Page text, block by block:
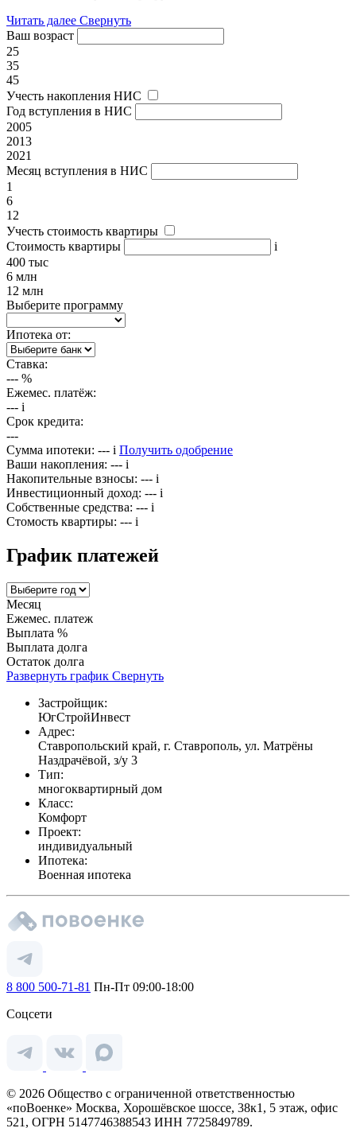
Читать далее Свернуть
Ваш возраст
25
35
45
Учесть накопления НИС
Год вступления в НИС
2005
2013
2021
Месяц вступления в НИС
1
6
12
Учесть стоимость квартиры
Стоимость квартиры
i
400 тыс
6 млн
12 млн
Выберите программу
Ипотека от:
Ставка:
--- %
Ежемес. платёж:
--- i
Срок кредита:
---
Сумма ипотеки: --- i Получить одобрение
Ваши накопления: --- i
Накопительные взносы: --- i
Инвестиционный доход: --- i
Собственные средства: --- i
Стомость квартиры: --- i
График платежей
Месяц
Ежемес. платеж
Выплата %
Выплата долга
Остаток долга
Развернуть график Свернуть
Застройщик:
ЮгСтройИнвест
Адрес:
Ставропольский край, г. Ставрополь, ул. Матрёны
Наздрачёвой, з/у 3
Тип:
многоквартирный дом
Класс:
Комфорт
Проект:
индивидуальный
Ипотека:
Военная ипотека
8 800 500-71-81 Пн-Пт 09:00-18:00
Соцсети
© 2026 Общество с ограниченной ответственностью
«поВоенке» Москва, Хорошёвское шоссе, 38к1, 5 этаж, офис
521, ОГРН 5147746388543 ИНН 7725849789.